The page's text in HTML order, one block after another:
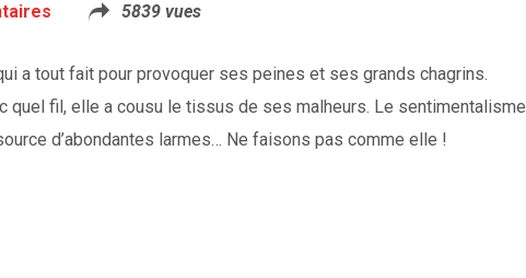
5839 vues
a tout fait pour provoquer ses peines et ses grands chagrins.
quel fil, elle a cousu le tissus de ses malheurs. Le sentimentalisme
d’abondantes larmes… Ne faisons pas comme elle !